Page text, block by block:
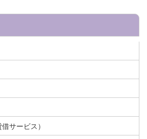
サービス）